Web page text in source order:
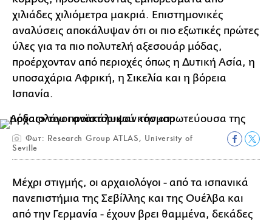
χιλιάδες χιλιόμετρα μακριά. Επιστημονικές
αναλύσεις αποκάλυψαν ότι οι πιο εξωτικές πρώτες
ύλες για τα πιο πολυτελή αξεσουάρ μόδας,
προέρχονταν από περιοχές όπως η Δυτική Ασία, η
υποσαχάρια Αφρική, η Σικελία και η βόρεια
Ισπανία.
Φωτ: Research Group ATLAS, University of
Seville
Μέχρι στιγμής, οι αρχαιολόγοι - από τα ισπανικά
πανεπιστήμια της Σεβίλλης και της Ουέλβα και
από την Γερμανία - έχουν βρει θαμμένα, δεκάδες